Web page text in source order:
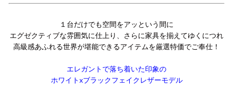
１台だけでも空間をアッという間に
エグゼクティブな雰囲気に仕上り、さらに家具を揃えてゆくにつれ
高級感あふれる世界が堪能できるアイテムを厳選特価でご奉仕！
エレガントで落ち着いた印象の
ホワイトxブラックフェイクレザーモデル